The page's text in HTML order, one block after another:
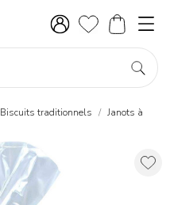
Biscuits traditionnels
Janots à